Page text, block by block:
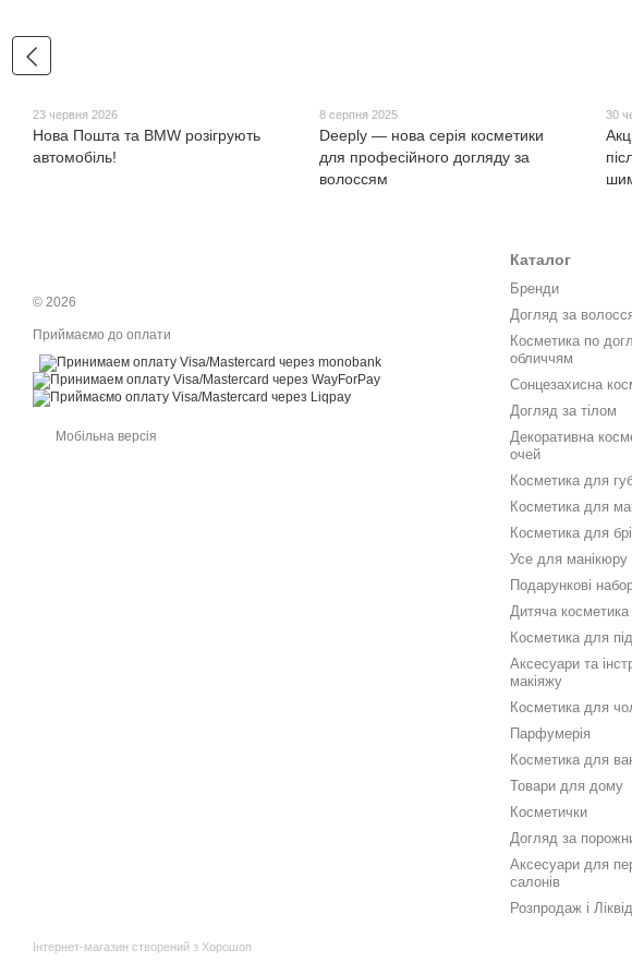
23 червня 2026
Нова Пошта та BMW розігрують
автомобіль!
8 серпня 2025
Deeply — нова серія косметики
для професійного догляду за
волоссям
30
© 2026
Приймаємо до оплати
Мобільна версія
Інтернет-магазин створений з Хорошоп
Каталог
Бренди
Догляд за
Косметика по
обличчям
Сонцезахисна
Догляд за тілом
Декоративна
очей
Косметика для
Косметика для
Косметика для
Усе для манікюру
Подарункові
Дитяча косметика
Косметика для
Аксесуари та
макіяжу
Косметика для
Парфумерія
Косметика для
Товари для дому
Косметички
Догляд за
Аксесуари для
салонів
Розпродаж і